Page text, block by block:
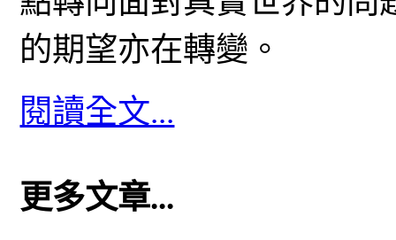
的期望亦在轉變。
閱讀全文...
更多文章...